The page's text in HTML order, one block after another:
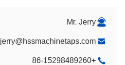
Mr. Jerry
jerry@hssmachinetaps.com
+86-15298489260